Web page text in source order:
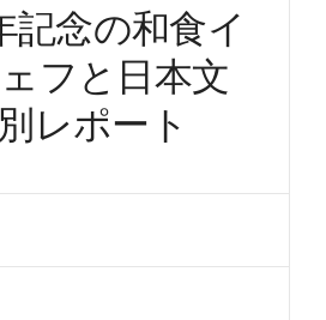
記念の和食イ
フと日本文
レポート